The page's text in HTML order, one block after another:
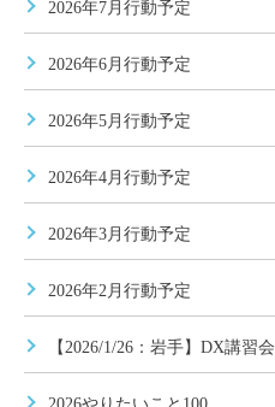
2026年7月行動予定
2026年6月行動予定
2026年5月行動予定
2026年4月行動予定
2026年3月行動予定
2026年2月行動予定
【2026/1/26：岩手】DX講習会